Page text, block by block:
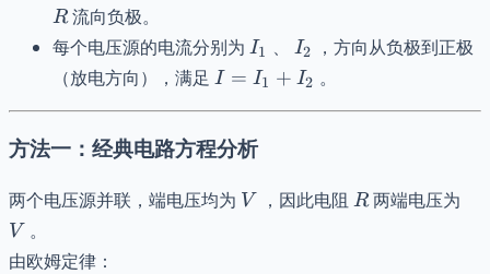
R
R流向负极。
每个电压源的电流分别为 I_1
I1 、 I_2
I2
，方向从负极到正极
（放电方向），满足 I =
I_2
I = I1 + I2 。
方法一：经典电路方程分析
两个电压源并联，端电压均为 V
V ，因此电阻R
R两端电压为
V 。
由欧姆定律：